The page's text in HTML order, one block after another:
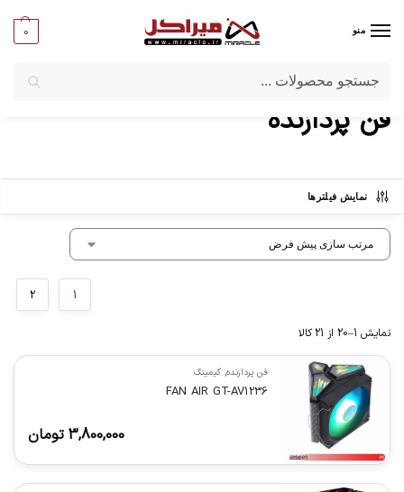
منو 0
میراکل/کامپیوتر/قطعات اصلی
فن پردازنده
نمایش فیلترها
نمایش 1–20 از 21 کالا
1
2
فن پردازنده, گیمینگ
FAN AIR GT-AV1236
3,800,000 تومان